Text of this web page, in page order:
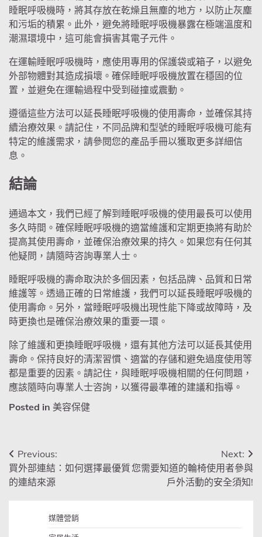
睡眠呼吸機時，將其存放在乾燥且無塵的地方，以防止灰塵
和污垢的積累。此外，避免將睡眠呼吸機暴露在極端溫度和
潮濕環境中，這可能會損害其電子元件。
在運輸睡眠呼吸機時，應使用專用的保護袋或箱子，以避免
外部物體對其造成損壞。確保睡眠呼吸機放置在穩固的位
置，並避免在運輸過程中受到碰撞或震動。
遵循這些方法可以延長睡眠呼吸機的使用壽命，並確保其持
續治療效果。請記住，不同品牌和型號的睡眠呼吸機可能有
特定的維護需求，請參閱您的產品手冊以獲取更多詳細信
息。
結論
通過本文，我們已經了解到睡眠呼吸機的使用最長可以使用
多久時間。確保睡眠呼吸機的適當維護和定期更換將有助於
提高其使用壽命，並確保治療效果的持久。如果您有任何其
他疑問，請隨時咨詢專業人士。
睡眠呼吸機的壽命取決於多個因素，包括品牌、品質和日常
維護等。透過正確的日常維護，我們可以延長睡眠呼吸機的
使用壽命。另外，當睡眠呼吸機出現性能下降或故障時，及
時更換也是確保治療效果的重要一環。
除了維護和更換睡眠呼吸機，還有其他方法可以延長其使用
壽命。保持良好的清潔習慣、適當的存儲和避免過度使用等
都是重要的因素。請記住，與睡眠呼吸機相關的任何問題，
應該隨時向專業人士咨詢，以獲得最準確的建議和指導。
Posted in 美容保健
文
章
Previous:
買外部連結：如何選擇最優質
的連結來源
Next:
您需要知道的輪椅使用者參與
戶外活動的安全須知!
媒體營銷